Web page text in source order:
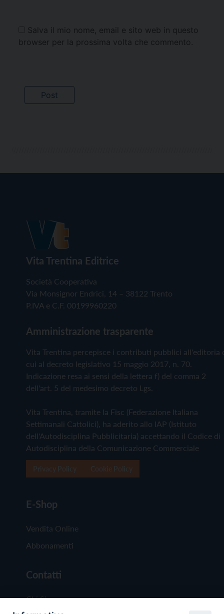
Salva il mio nome, email e sito web in questo
browser per la prossima volta che commento.
Vita Trentina Editrice
Società Cooperativa
Via Monsignor Endrici, 14 – 38122 Trento
P.IVA e C.F. 00199960220
Amministrazione trasparente
Vita Trentina percepisce i contributi pubblici all'editoria
cui al decreto legislativo 15 maggio 2017, n. 70.
Indicazione resa ai sensi della lettera f) del comma 2
dell'art. 5 del medesimo decreto Lgs.
Vita Trentina, tramite la Fisc (Federazione Italiana
Settimanali Cattolici), ha aderito allo IAP (Istituto
dell'Autodisciplina Pubblicitaria) accettando il Codice di
Autodisciplina della Comunicazione Commerciale
E-Shop
Vendita Online
Abbonamenti
Contatti
Chi Siamo